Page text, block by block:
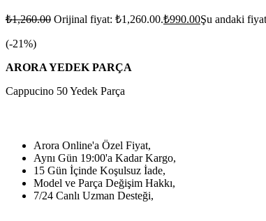
₺1,260.00 Orijinal fiyat: ₺1,260.00.₺990.00Şu andaki
(-21%)
ARORA YEDEK PARÇA
Cappucino 50 Yedek Parça
Arora Online'a Özel Fiyat,
Aynı Gün 19:00'a Kadar Kargo,
15 Gün İçinde Koşulsuz İade,
Model ve Parça Değişim Hakkı,
7/24 Canlı Uzman Desteği,